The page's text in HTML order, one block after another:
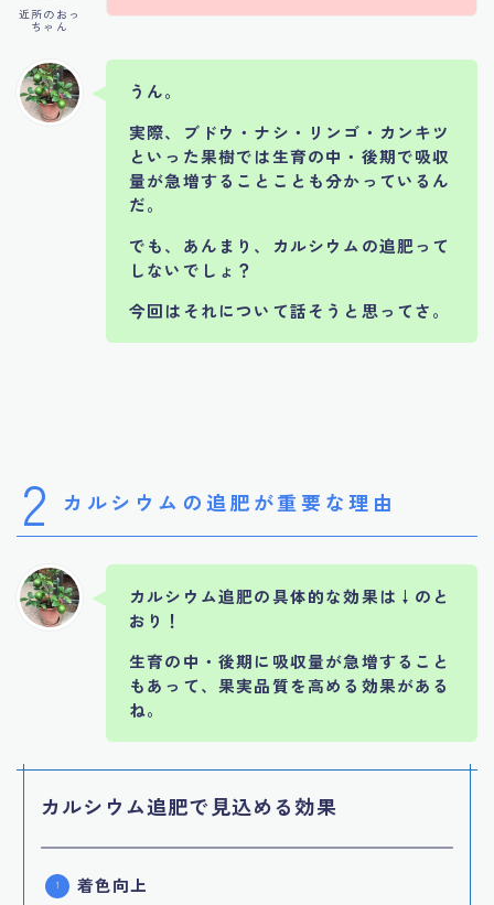
近所のおっ
ちゃん
うん。
実際、ブドウ・ナシ・リンゴ・カンキツ
といった果樹では生育の中・後期で吸収
量が急増することことも分かっているん
だ。
でも、あんまり、カルシウムの追肥って
しないでしょ？
今回はそれについて話そうと思ってさ。
2 カルシウムの追肥が重要な理由
カルシウム追肥の具体的な効果は↓のと
おり！
生育の中・後期に吸収量が急増すること
もあって、果実品質を高める効果がある
ね。
カルシウム追肥で見込める効果
着色向上